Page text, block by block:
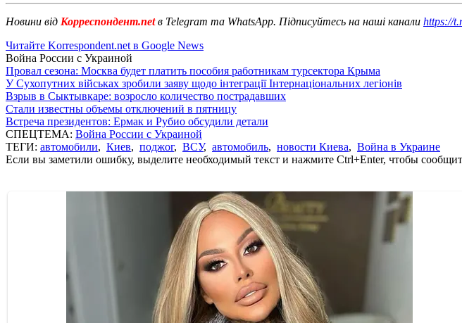
Новини від Корреспондент.netв Telegram та WhatsApp. Підписуйтесь на наші канали https://
Читайте Korrespondent.net в Google News
Война России с Украиной
Провал сезона: Москва будет платить пособия работникам турсектора Крыма
У Сухопутних військах зробили заяву щодо інтеграції Інтернаціональних легіонів
Взрыв в Сыктывкаре: возросло количество пострадавших
Стали известны объемы отключений в пятницу
Встреча президентов: Ермак и Рубио обсудили детали
СПЕЦТЕМА: Война России с Украиной
ТЕГИ: автомобили, Киев, поджог, ВСУ, автомобиль, новости Киева, Война в Украине
Если вы заметили ошибку, выделите необходимый текст и нажмите Ctrl+Enter, чтобы